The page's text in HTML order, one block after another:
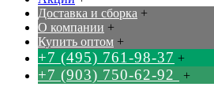
Доставка и сборка +
О компании +
Купить оптом +
+7 (495) 761-98-37 +
+7 (903) 750-62-92 +